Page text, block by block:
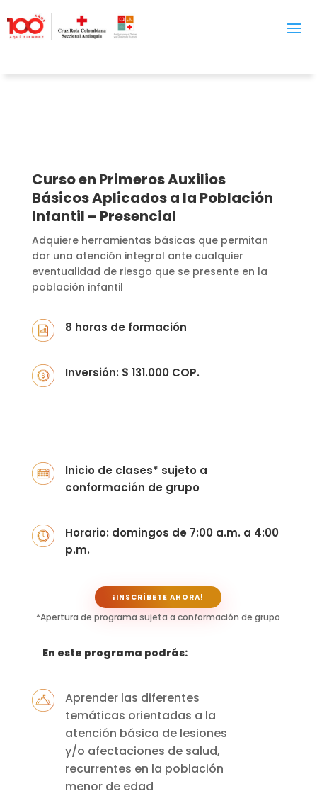
Curso en Primeros Auxilios
Básicos Aplicados a la Población
Infantil – Presencial
Adquiere herramientas básicas que permitan
dar una atención integral ante cualquier
eventualidad de riesgo que se presente en la
población infantil
8 horas de formación
Inversión: $ 131.000 COP.
Inicio de clases* sujeto a
conformación de grupo
Horario: domingos de 7:00 a.m. a 4:00
p.m.
¡INSCRÍBETE AHORA!
*Apertura de programa sujeta a conformación de grupo
En este programa podrás:
Aprender las diferentes
temáticas orientadas a la
atención básica de lesiones
y/o afectaciones de salud,
recurrentes en la población
menor de edad